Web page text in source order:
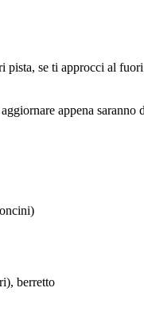
pista, se ti approcci al
appena
berretto